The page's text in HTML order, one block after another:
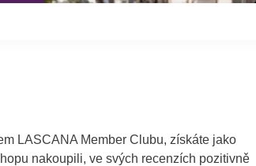
LASCANA Member Clubu, získáte jako
nakoupili, ve svých recenzích pozitivně